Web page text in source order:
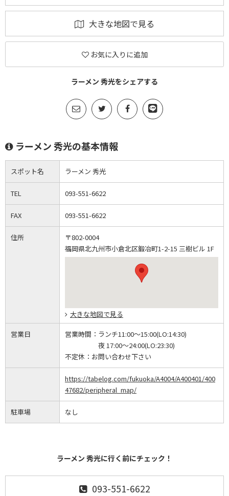
大きな地図で見る
お気に入りに追加
ラーメン 秀光をシェアする
ラーメン 秀光の基本情報
スポット名 ラーメン 秀光
TEL 093-551-6622
FAX 093-551-6622
住所
〒802-0004
福岡県北九州市小倉北区鍛冶町1-2-15 三樹ビル 1F
大きな地図で見る
営業日 営業時間： ランチ11:00～15:00(LO:14:30)
夜 17:00～24:00(LO:23:30)
不定休： お問い合わせ下さい
https://tabelog.com/fukuoka/A4004/A400401/400
47682/peripheral_map/
駐車場 なし
ラーメン 秀光に行く前にチェック！
093-551-6622